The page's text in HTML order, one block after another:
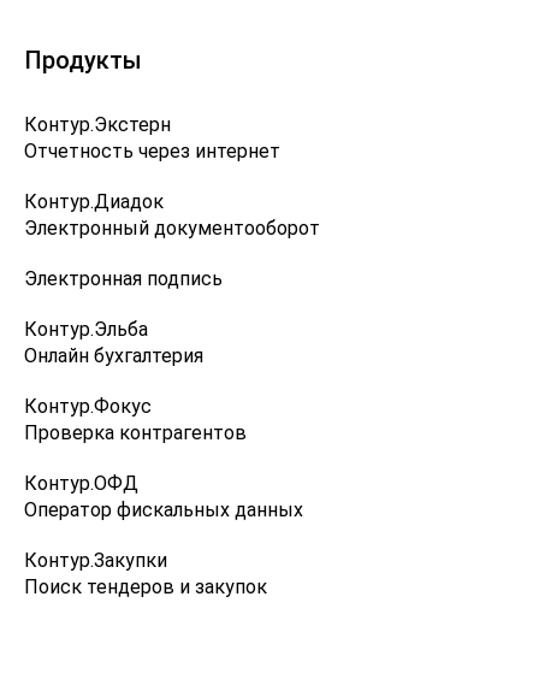
Продукты
Контур.Экстерн
Отчетность через интернет
Контур.Диадок
Электронный документооборот
Электронная подпись
Контур.Эльба
Онлайн бухгалтерия
Контур.Фокус
Проверка контрагентов
Контур.ОФД
Оператор фискальных данных
Контур.Закупки
Поиск тендеров и закупок